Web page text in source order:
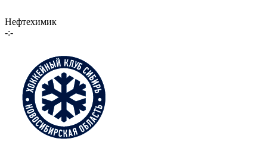
Нефтехимик
-:-